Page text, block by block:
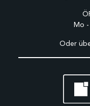
Mo -
Oder